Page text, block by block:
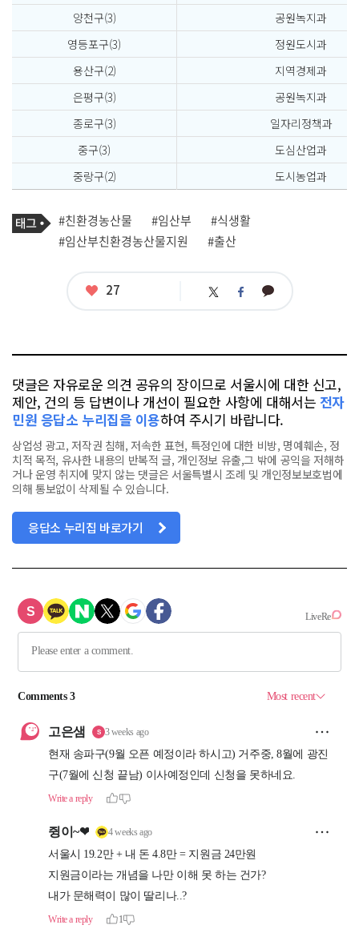
양천구(3)
공원녹지과
영등포구(3)
정원도시과
용산구(2)
지역경제과
은평구(3)
공원녹지과
종로구(3)
일자리정책과
중구(3)
도심산업과
중랑구(2)
도시농업과
기
사
관
련
태
그
#친환경농산물 #임산부
#식생활
#임산부친환경농산물지원
#출산
좋
27 트 페 카
댓글은 자유로운 의견 공유의 장이므로 서울시에 대한 신고,
제안, 건의 등 답변이나 개선이 필요한 사항에 대해서는 전자
민원 응답소 누리집을 이용하여 주시기 바랍니다.
상업성 광고, 저작권 침해, 저속한 표현, 특정인에 대한 비방, 명예훼손, 정
치적 목적, 유사한 내용의 반복적 글, 개인정보 유출,그 밖에 공익을 저해하
거나 운영 취지에 맞지 않는 댓글은 서울특별시 조례 및 개인정보보호법에
의해 통보없이 삭제될 수 있습니다.
응답소 누리집 바로가기